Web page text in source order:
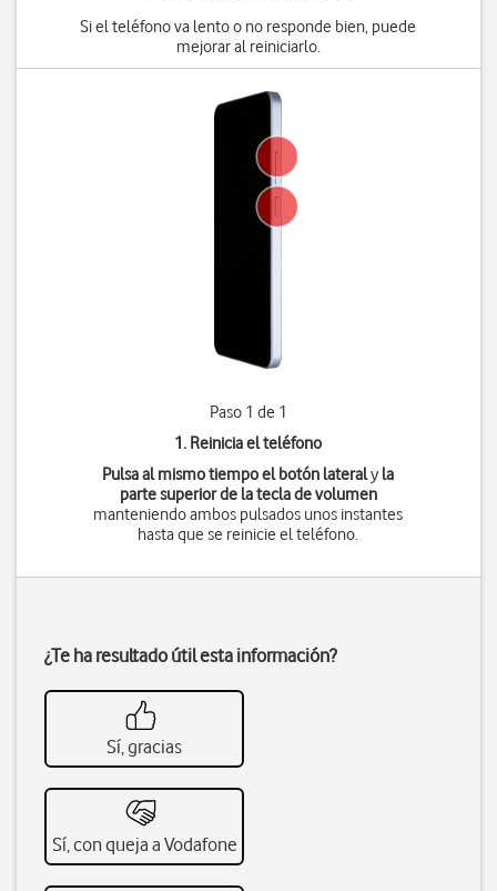
Si el teléfono va lento o no responde bien, puede
mejorar al reiniciarlo.
Paso 1 de 1
1. Reinicia el teléfono
Pulsa al mismo tiempoel botón lateraly la
parte superior de la tecla de volumen
manteniendo ambos pulsados unos instantes
hasta que se reinicie el teléfono.
¿Te ha resultado útil esta información?
Sí, gracias
Sí, con queja a Vodafone